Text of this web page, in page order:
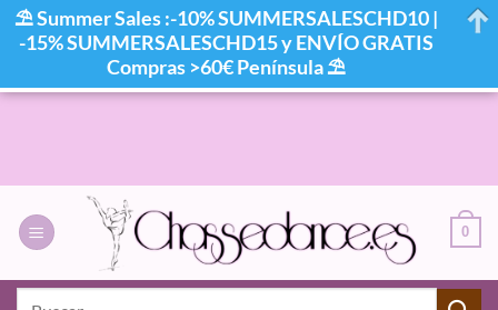
0
INICIO / ANCHO DEL PRODUCTO / XXXX
⛱ Summer Sales :-10% SUMMERSALESCHD10 |
-15% SUMMERSALESCHD15 y ENVÍO GRATIS
Compras >60€ Península ⛱